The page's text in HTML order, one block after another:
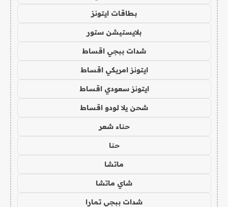
بطاقات ايتونز
بلايستيشن ستور
شدات ببجي اقساط
ايتونز امريكي اقساط
ايتونز سعودي اقساط
شحن يلا لودو اقساط
حناء شعر
حنا
ماتشا
شاي ماتشا
شدات ببجي تمارا